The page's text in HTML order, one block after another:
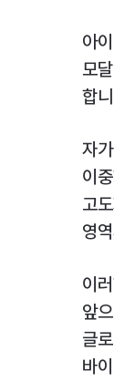
아
모
합
자
이
고
영
이
앞
글
바